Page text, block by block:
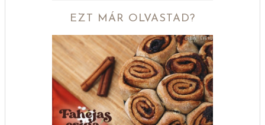
EZT MÁR OLVASTAD?